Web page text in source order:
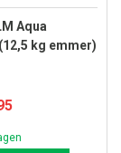
Aqua
kg emmer)